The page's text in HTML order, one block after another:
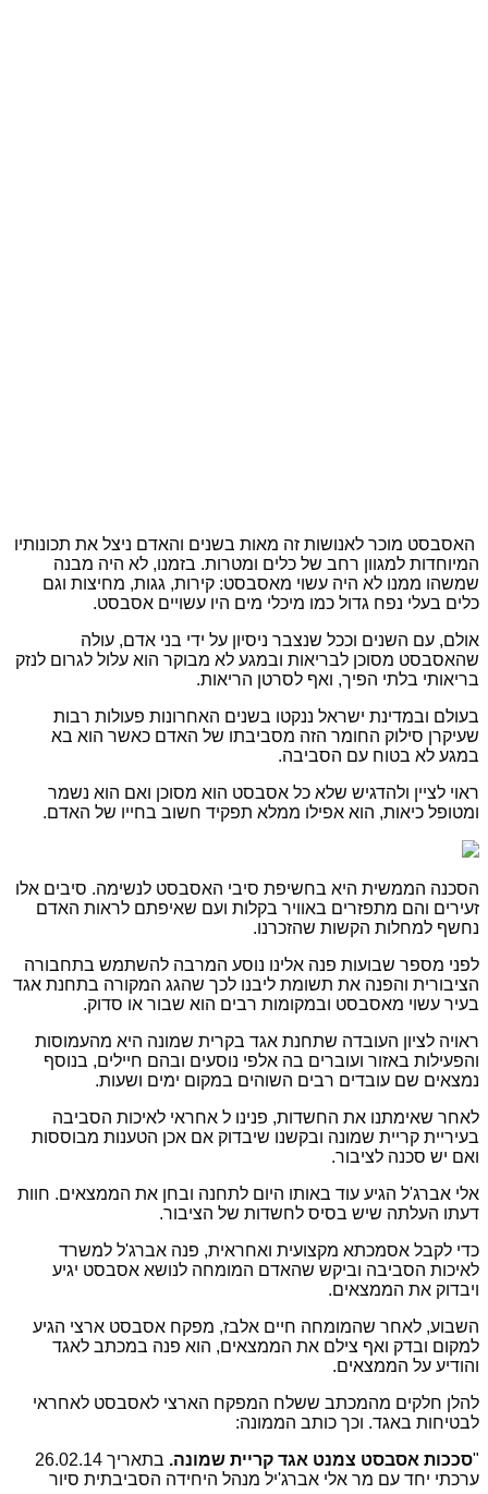
האסבסט מוכר לאנושות זה מאות בשנים והאדם ניצל את תכונותיו
המיוחדות למגוון רחב של כלים ומטרות. בזמנו, לא היה מבנה
שמשהו ממנו לא היה עשוי מאסבסט: קירות, גגות, מחיצות וגם
כלים בעלי נפח גדול כמו מיכלי מים היו עשויים אסבסט.
אולם, עם השנים וככל שנצבר ניסיון על ידי בני אדם, עולה
שהאסבסט מסוכן לבריאות ובמגע לא מבוקר הוא עלול לגרום לנזק
בריאותי בלתי הפיך, ואף לסרטן הריאות.
בעולם ובמדינת ישראל ננקטו בשנים האחרונות פעולות רבות
שעיקרן סילוק החומר הזה מסביבתו של האדם כאשר הוא בא
במגע לא בטוח עם הסביבה.
ראוי לציין ולהדגיש שלא כל אסבסט הוא מסוכן ואם הוא נשמר
ומטופל כיאות, הוא אפילו ממלא תפקיד חשוב בחייו של האדם.
הסכנה הממשית היא בחשיפת סיבי האסבסט לנשימה. סיבים אלו
זעירים והם מתפזרים באוויר בקלות ועם שאיפתם לראות האדם
נחשף למחלות הקשות שהזכרנו.
לפני מספר שבועות פנה אלינו נוסע המרבה להשתמש בתחבורה
הציבורית והפנה את תשומת ליבנו לכך שהגג המקורה בתחנת אגד
בעיר עשוי מאסבסט ובמקומות רבים הוא שבור או סדוק.
ראויה לציון העובדה שתחנת אגד בקרית שמונה היא מהעמוסות
והפעילות באזור ועוברים בה אלפי נוסעים ובהם חיילים, בנוסף
נמצאים שם עובדים רבים השוהים במקום ימים ושעות.
לאחר שאימתנו את החשדות, פנינו ל אחראי לאיכות הסביבה
בעיריית קריית שמונה ובקשנו שיבדוק אם אכן הטענות מבוססות
ואם יש סכנה לציבור.
אלי אברג'ל הגיע עוד באותו היום לתחנה ובחן את הממצאים. חוות
דעתו העלתה שיש בסיס לחשדות של הציבור.
כדי לקבל אסמכתא מקצועית ואחראית, פנה אברג'ל למשרד
לאיכות הסביבה וביקש שהאדם המומחה לנושא אסבסט יגיע
ויבדוק את הממצאים.
השבוע, לאחר שהמומחה חיים אלבז, מפקח אסבסט ארצי הגיע
למקום ובדק ואף צילם את הממצאים, הוא פנה במכתב לאגד
והודיע על הממצאים.
להלן חלקים מהמכתב ששלח המפקח הארצי לאסבסט לאחראי
לבטיחות באגד. וכך כותב הממונה:
"סככות אסבסט צמנט אגד קריית שמונה.
בתאריך 26.02.14
ערכתי יחד עם מר אלי אברג'יל מנהל היחידה הסביבתית סיור